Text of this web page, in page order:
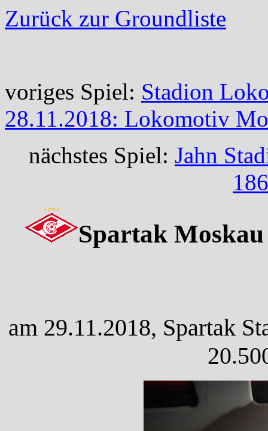
Zurück zur Groundliste
voriges Spiel: Stadion
28.11.2018: Lokomotiv
nächstes Spiel: Jahn
Spartak
am 29.11.2018, Spartak